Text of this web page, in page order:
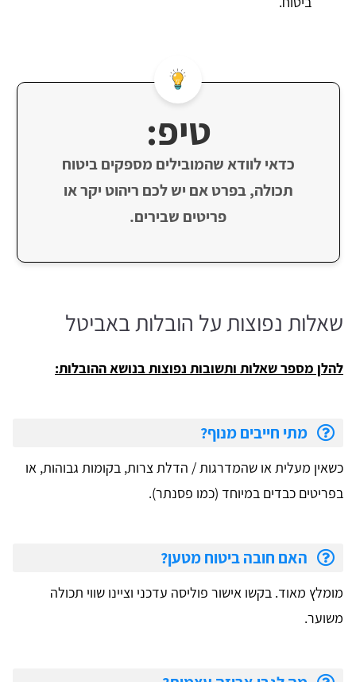
טיפ:
כדאי לוודא שהמובילים מספקים ביטוח
תכולה, בפרט אם יש לכם ריהוט יקר או
פריטים שבירים.
שאלות נפוצות על הובלות באביטל
להלן מספר שאלות ותשובות נפוצות בנושא ההובלות:
מתי חייבים מנוף?
כשאין מעלית או שהמדרגות / הדלת צרות, בקומות גבוהות, או
בפריטים כבדים במיוחד (כמו פסנתר).
האם חובה ביטוח מטען?
מומלץ מאוד. בקשו אישור פוליסה עדכני וציינו שווי תכולה
משוער.